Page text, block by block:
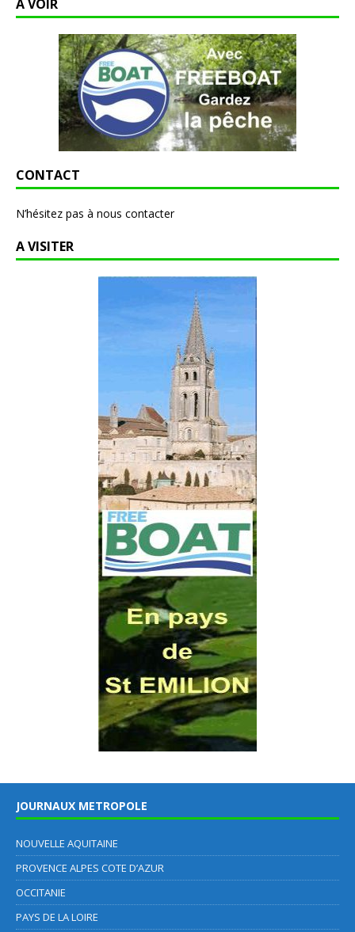
A VOIR
CONTACT
N’hésitez pas à nous contacter
A VISITER
JOURNAUX METROPOLE
NOUVELLE AQUITAINE
PROVENCE ALPES COTE D’AZUR
OCCITANIE
PAYS DE LA LOIRE